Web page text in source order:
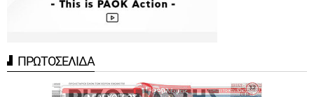
ΠΡΩΤΟΣΕΛΙΔΑ